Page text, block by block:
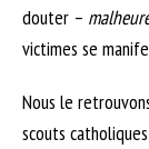
douter –
victimes se
Nous le
scouts